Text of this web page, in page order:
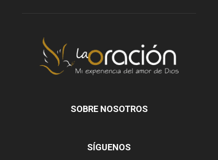
SOBRE NOSOTROS
SÍGUENOS